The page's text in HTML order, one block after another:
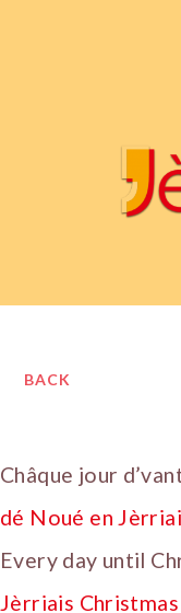
BACK
Châque jour
dé Noué en
Every day until
Jèrriais